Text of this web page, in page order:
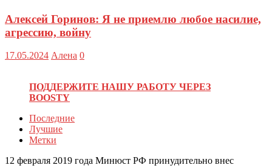
Алексей Горинов: Я не приемлю любое насилие,
агрессию, войну
17.05.2024 Алена 0
ПОДДЕРЖИТЕ НАШУ РАБОТУ ЧЕРЕЗ
BOOSTY
Последние
Лучшие
Метки
12 февраля 2019 года Минюст РФ принудительно внес